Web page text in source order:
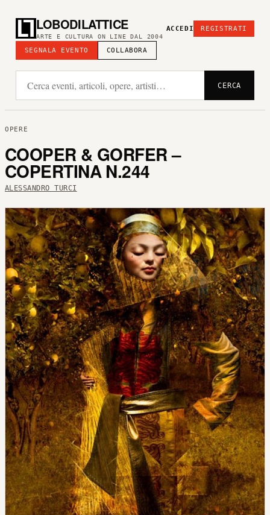
LOBODILATTICE
ARTE E CULTURA ON LINE DAL 2004
SEGNALA EVENTO COLLABORA
ACCEDI REGISTRATI
CERCA
OPERE
COOPER & GORFER –
COPERTINA N.244
ALESSANDRO TURCI